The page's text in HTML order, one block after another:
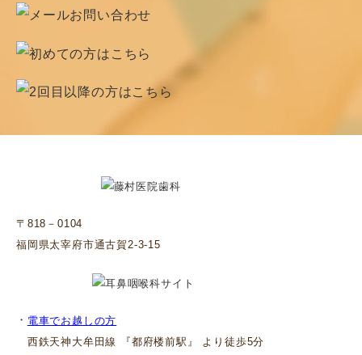
〒818－0104
福岡県太宰府市通古賀2-3-15
・ 電車でお越しの方
西鉄天神大牟田線 『都府楼前駅』 より徒歩5分